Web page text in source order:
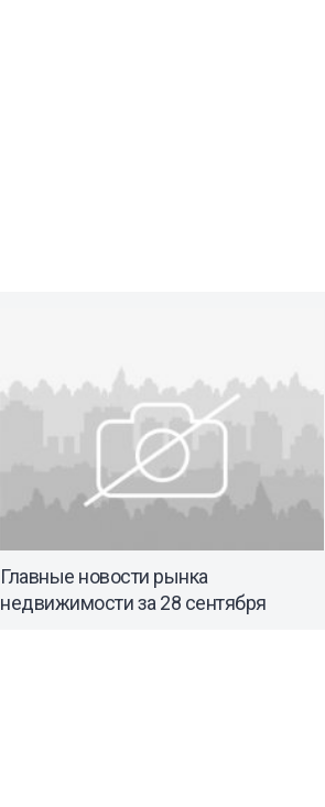
Главные новости рынка
недвижимости за 28 сентября